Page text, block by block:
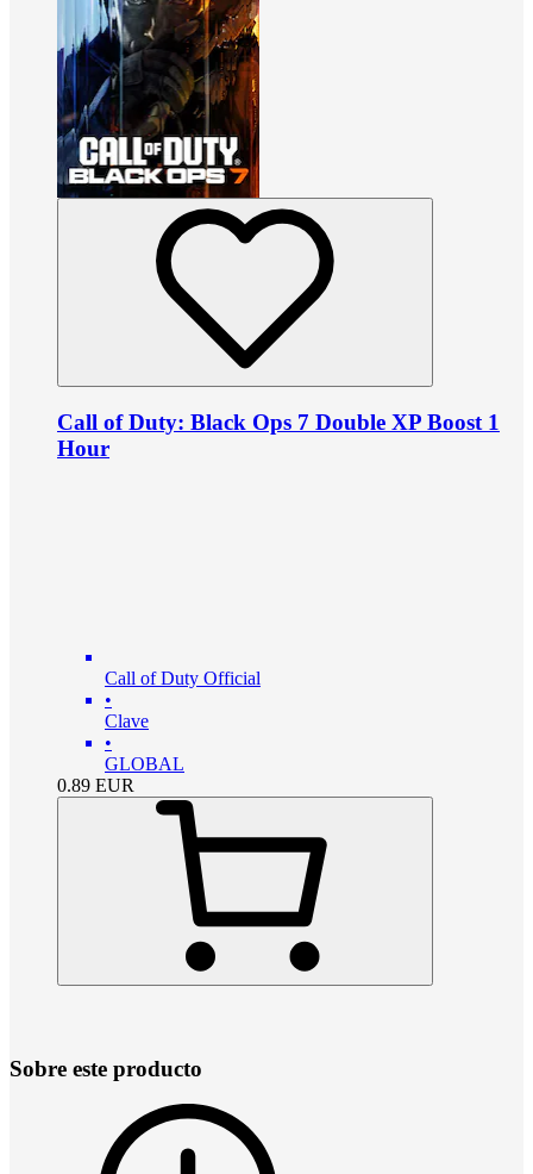
Call of Duty: Black Ops 7 Double XP Boost 1
Hour
Call of Duty Official
•
Clave
•
GLOBAL
0.89 EUR
Sobre este producto